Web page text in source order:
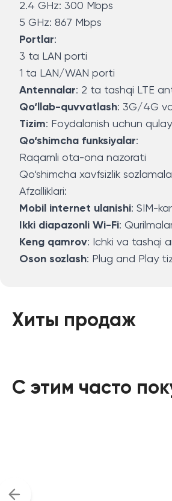
2.4 GHz: 300 Mbps
5 GHz: 867 Mbps
Portlar:
3 ta LAN porti
1 ta LAN/WAN porti
Antennalar: 2 ta tashqi LTE
Qo‘llab-quvvatlash: 3G/4G
Tizim: Foydalanish uchun
Qo‘shimcha funksiyalar:
Raqamli ota-ona nazorati
Qo‘shimcha xavfsizlik
Afzalliklari:
Mobil internet ulanishi: SIM-
Ikki diapazonli Wi-Fi:
Keng qamrov: Ichki va tashqi
Oson sozlash: Plug and Play
Хиты продаж
С этим часто